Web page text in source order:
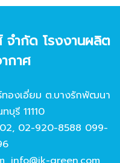
จํากัด โรงงานผลิต
กาศ
องเอี่ยม ต.บางรักพัฒนา
บุรี 11110
, 02-920-8588 099-